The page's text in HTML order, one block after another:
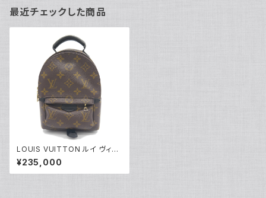
最近チェックした商品
LOUIS VUITTON ルイ ヴィト
ン パームスプリングス バックパ
ック MINI モノグラム リュックサ
ック M44873 Y05043
¥235,000